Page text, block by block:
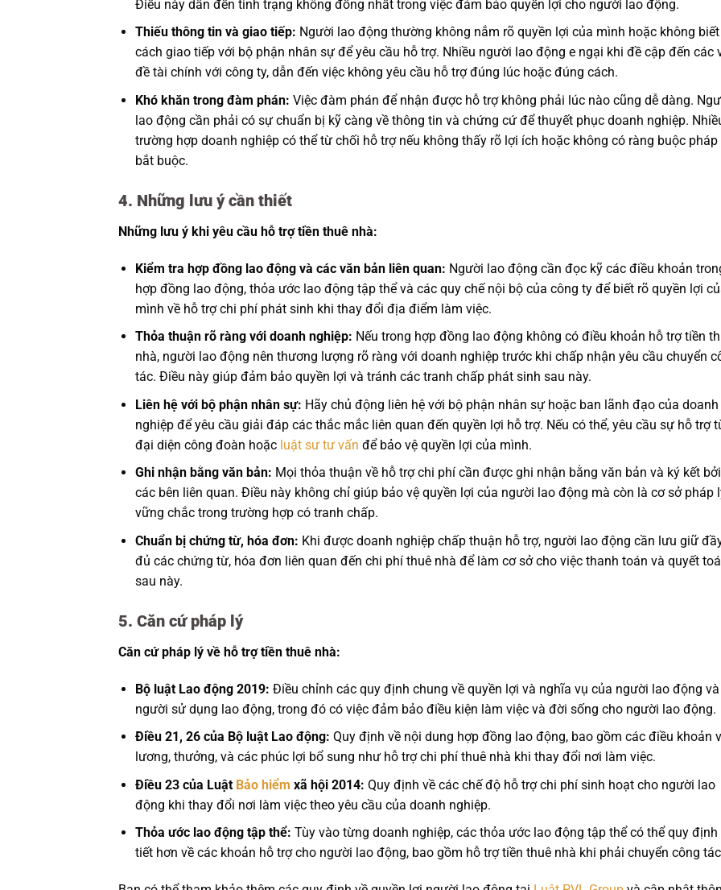
Điều này dẫn đến tình trạng không đồng nhất trong việc đảm bảo quyền lợi cho người lao động.
Thiếu thông tin và giao tiếp: Người lao động thường không nắm rõ quyền lợi của mình hoặc không biết
cách giao tiếp với bộ phận nhân sự để yêu cầu hỗ trợ. Nhiều người lao động e ngại khi đề cập đến các
đề tài chính với công ty, dẫn đến việc không yêu cầu hỗ trợ đúng lúc hoặc đúng cách.
Khó khăn trong đàm phán: Việc đàm phán để nhận được hỗ trợ không phải lúc nào cũng dễ dàng.
lao động cần phải có sự chuẩn bị kỹ càng về thông tin và chứng cứ để thuyết phục doanh nghiệp.
trường hợp doanh nghiệp có thể từ chối hỗ trợ nếu không thấy rõ lợi ích hoặc không có ràng buộc pháp
bắt buộc.
4. Những lưu ý cần thiết
Những lưu ý khi yêu cầu hỗ trợ tiền thuê nhà:
Kiểm tra hợp đồng lao động và các văn bản liên quan: Người lao động cần đọc kỹ các điều khoản
hợp đồng lao động, thỏa ước lao động tập thể và các quy chế nội bộ của công ty để biết rõ quyền lợi
mình về hỗ trợ chi phí phát sinh khi thay đổi địa điểm làm việc.
Thỏa thuận rõ ràng với doanh nghiệp: Nếu trong hợp đồng lao động không có điều khoản hỗ trợ tiền
nhà, người lao động nên thương lượng rõ ràng với doanh nghiệp trước khi chấp nhận yêu cầu chuyển
tác. Điều này giúp đảm bảo quyền lợi và tránh các tranh chấp phát sinh sau này.
Liên hệ với bộ phận nhân sự: Hãy chủ động liên hệ với bộ phận nhân sự hoặc ban lãnh đạo của doanh
nghiệp để yêu cầu giải đáp các thắc mắc liên quan đến quyền lợi hỗ trợ. Nếu có thể, yêu cầu sự hỗ trợ
đại diện công đoàn hoặcluật sư tư vấn để bảo vệ quyền lợi của mình.
Ghi nhận bằng văn bản: Mọi thỏa thuận về hỗ trợ chi phí cần được ghi nhận bằng văn bản và ký kết bởi
các bên liên quan. Điều này không chỉ giúp bảo vệ quyền lợi của người lao động mà còn là cơ sở pháp
vững chắc trong trường hợp có tranh chấp.
Chuẩn bị chứng từ, hóa đơn: Khi được doanh nghiệp chấp thuận hỗ trợ, người lao động cần lưu giữ
đủ các chứng từ, hóa đơn liên quan đến chi phí thuê nhà để làm cơ sở cho việc thanh toán và quyết
sau này.
5. Căn cứ pháp lý
Căn cứ pháp lý về hỗ trợ tiền thuê nhà:
Bộ luật Lao động 2019: Điều chỉnh các quy định chung về quyền lợi và nghĩa vụ của người lao động và
người sử dụng lao động, trong đó có việc đảm bảo điều kiện làm việc và đời sống cho người lao động.
Điều 21, 26 của Bộ luật Lao động: Quy định về nội dung hợp đồng lao động, bao gồm các điều khoản
lương, thưởng, và các phúc lợi bổ sung như hỗ trợ chi phí thuê nhà khi thay đổi nơi làm việc.
Điều 23 của Luật Bảo hiểm xã hội 2014: Quy định về các chế độ hỗ trợ chi phí sinh hoạt cho người lao
động khi thay đổi nơi làm việc theo yêu cầu của doanh nghiệp.
Thỏa ước lao động tập thể: Tùy vào từng doanh nghiệp, các thỏa ước lao động tập thể có thể quy định
tiết hơn về các khoản hỗ trợ cho người lao động, bao gồm hỗ trợ tiền thuê nhà khi phải chuyển công